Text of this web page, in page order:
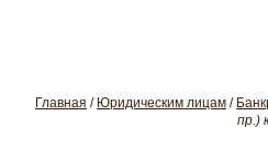
Главная / Юридическим лицам /
пр.)